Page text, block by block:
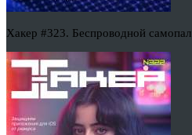
Хакер #323. Беспроводной самопал